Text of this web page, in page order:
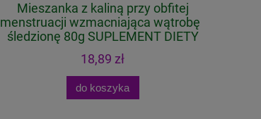
Mieszanka z kaliną przy obfitej
menstruacji wzmacniająca wątrobę i
śledzionę 80g SUPLEMENT DIETY
18,89 zł
do koszyka